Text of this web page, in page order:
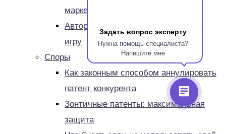
Задать вопрос эксперту
Нужна помощь специалиста?
Напишите мне
маркетплейсе
Авторские права на компьютерную
игру
Споры
Как законным способом аннулировать
патент конкурента
Зонтичные патенты: максимальная
защита